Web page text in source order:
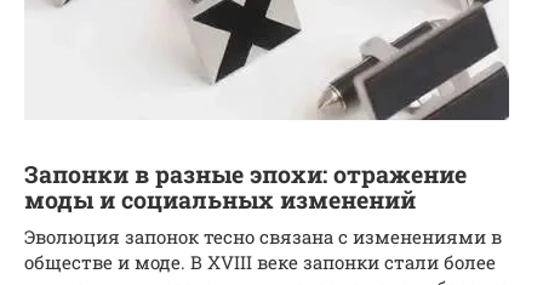
Запонки в разные эпохи: отражение
моды и социальных изменений
Эволюция запонок тесно связана с изменениями в
обществе и моде. В XVIII веке запонки стали более